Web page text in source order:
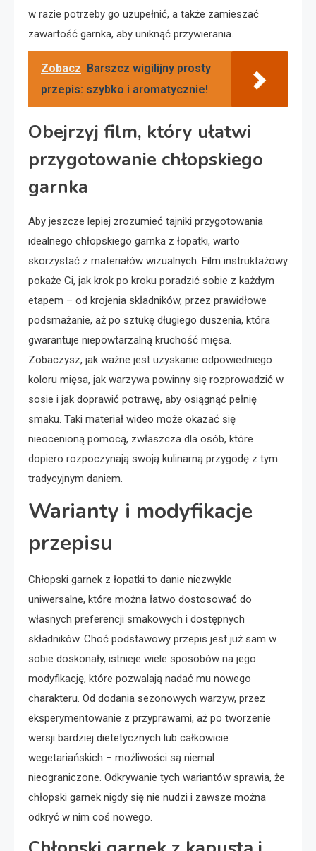
w razie potrzeby go uzupełnić, a także zamieszać
zawartość garnka, aby uniknąć przywierania.
Zobacz
Barszcz wigilijny prosty
przepis: szybko i aromatycznie!
Obejrzyj film, który ułatwi
przygotowanie chłopskiego
garnka
Aby jeszcze lepiej zrozumieć tajniki przygotowania
idealnego chłopskiego garnka z łopatki, warto
skorzystać z materiałów wizualnych. Film instruktażowy
pokaże Ci, jak krok po kroku poradzić sobie z każdym
etapem – od krojenia składników, przez prawidłowe
podsmażanie, aż po sztukę długiego duszenia, która
gwarantuje niepowtarzalną kruchość mięsa.
Zobaczysz, jak ważne jest uzyskanie odpowiedniego
koloru mięsa, jak warzywa powinny się rozprowadzić w
sosie i jak doprawić potrawę, aby osiągnąć pełnię
smaku. Taki materiał wideo może okazać się
nieocenioną pomocą, zwłaszcza dla osób, które
dopiero rozpoczynają swoją kulinarną przygodę z tym
tradycyjnym daniem.
Warianty i modyfikacje
przepisu
Chłopski garnek z łopatki to danie niezwykle
uniwersalne, które można łatwo dostosować do
własnych preferencji smakowych i dostępnych
składników. Choć podstawowy przepis jest już sam w
sobie doskonały, istnieje wiele sposobów na jego
modyfikację, które pozwalają nadać mu nowego
charakteru. Od dodania sezonowych warzyw, przez
eksperymentowanie z przyprawami, aż po tworzenie
wersji bardziej dietetycznych lub całkowicie
wegetariańskich – możliwości są niemal
nieograniczone. Odkrywanie tych wariantów sprawia, że
chłopski garnek nigdy się nie nudzi i zawsze można
odkryć w nim coś nowego.